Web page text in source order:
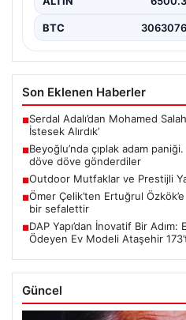
BTC 3063076
Son Eklenen Haberler
■Serdal Adalı’dan Mohamed
İstesek Alırdık’
■Beyoğlu’nda çıplak adam
döve döve gönderdiler
■Outdoor Mutfaklar ve Prestijli
■Ömer Çelik’ten Ertuğrul
bir sefalettir
■DAP Yapı’dan İnovatif Bir
Ödeyen Ev Modeli Ataşehir
Güncel